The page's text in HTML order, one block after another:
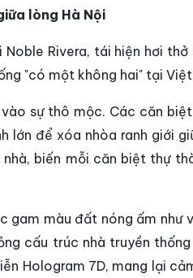
lòng Hà Nội
Rivera, tái hiện hơi thở
"có một không hai" tại Việt
sự thô mộc. Các căn
lớn để xóa nhòa ranh giới
biến mỗi căn biệt thự
gam màu đất nóng ấm như
cấu trúc nhà truyền
Hologram 7D, mang lại